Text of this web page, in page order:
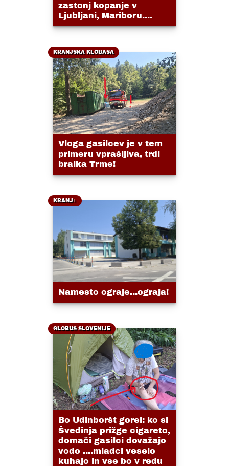
zastonj kopanje v
Ljubljani, Mariboru....
KRANJSKA KLOBASA
Vloga gasilcev je v tem
primeru vprašljiva, trdi
bralka Trme!
KRANJ+
Namesto ograje...ograja!
GLOBUS SLOVENIJE
Bo Udinboršt gorel: ko si
Švedinja prižge cigareto,
domači gasilci dovažajo
vodo ....mladci veselo
kuhajo in vse bo v redu